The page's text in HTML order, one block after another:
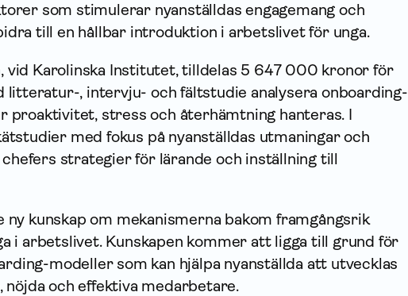
som stimulerar nyanställdas engagemang och
till en hållbar introduktion i arbetslivet för unga.
vid Karolinska Institutet, tilldelas 5 647 000 kronor för
litteratur-, intervju- och fältstudie analysera onboarding-
proaktivitet, stress och återhämtning hanteras. I
med fokus på nyanställdas utmaningar och
strategier för lärande och inställning till
ny kunskap om mekanismerna bakom framgångsrik
i arbetslivet. Kunskapen kommer att ligga till grund för
modeller som kan hjälpa nyanställda att utvecklas
nöjda och effektiva medarbetare.